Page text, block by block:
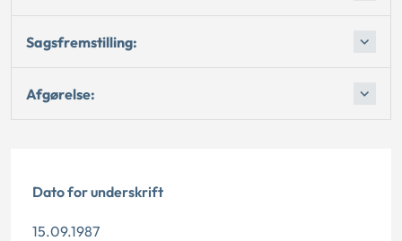
Sagsfremstilling:
Afgørelse:
Dato for underskrift
15.09.1987